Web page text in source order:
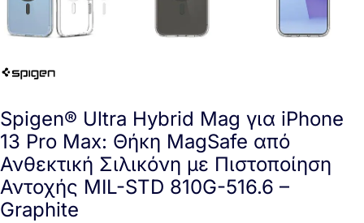
Spigen® Ultra Hybrid Mag για iPhone
13 Pro Max: Θήκη MagSafe από
Ανθεκτική Σιλικόνη με Πιστοποίηση
Αντοχής MIL-STD 810G-516.6 –
Graphite